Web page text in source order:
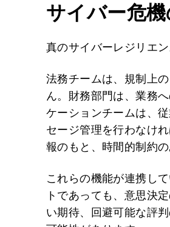
サイバー危
真のサイバーレジリエ
法務チームは、規制上
ん。財務部門は、業務
ケーションチームは、
セージ管理を行わなけ
報のもと、時間的制約
これらの機能が連携し
トであっても、意思決
い期待、回避可能な評